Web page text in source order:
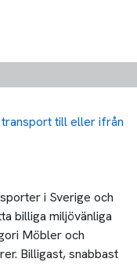
till eller ifrån
i Sverige och
billiga miljövänliga
Möbler och
Billigast, snabbast